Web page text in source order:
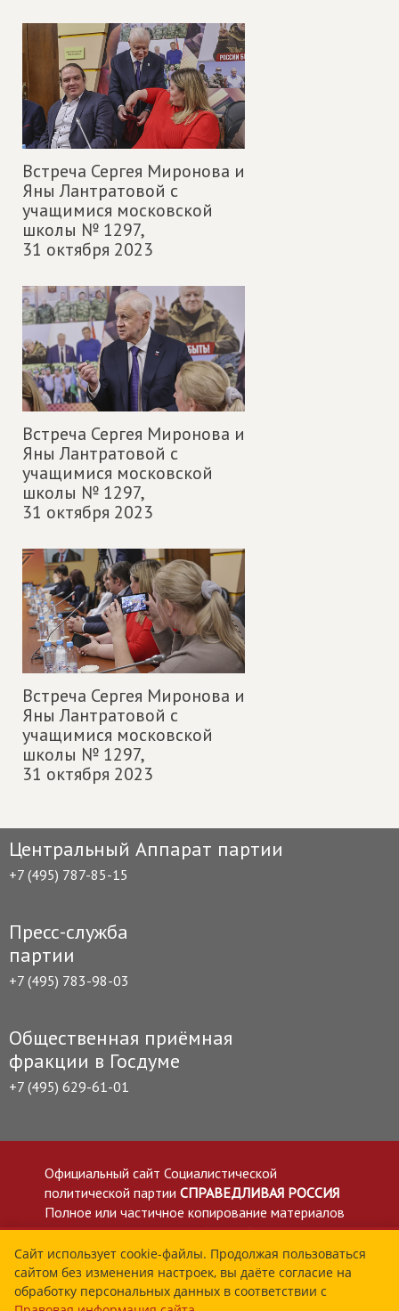
Встреча Сергея Миронова и
Яны Лантратовой с
учащимися московской
школы № 1297,
31 октября 2023
Встреча Сергея Миронова и
Яны Лантратовой с
учащимися московской
школы № 1297,
31 октября 2023
Встреча Сергея Миронова и
Яны Лантратовой с
учащимися московской
школы № 1297,
31 октября 2023
Центральный Аппарат партии
+7 (495) 787-85-15
Пресс-служба
партии
+7 (495) 783-98-03
Общественная приёмная
фракции в Госдуме
+7 (495) 629-61-01
Официальный сайт Социалистической
политической партии СПРАВЕДЛИВАЯ РОССИЯ
Полное или частичное копирование материалов
приветствуется со ссылкой на сайт spravedlivo.ru
Политика в отношении обработки персональных
данных
Все материалы сайта spravedlivo.ru доступны по
Сайт использует cookie-файлы. Продолжая пользоваться
сайтом без изменения настроек, вы даёте согласие на
обработку персональных данных в соответствии с